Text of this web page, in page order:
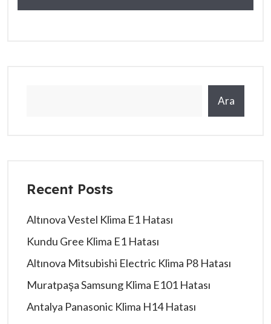
Ara
Recent Posts
Altınova Vestel Klima E1 Hatası
Kundu Gree Klima E1 Hatası
Altınova Mitsubishi Electric Klima P8 Hatası
Muratpaşa Samsung Klima E101 Hatası
Antalya Panasonic Klima H14 Hatası